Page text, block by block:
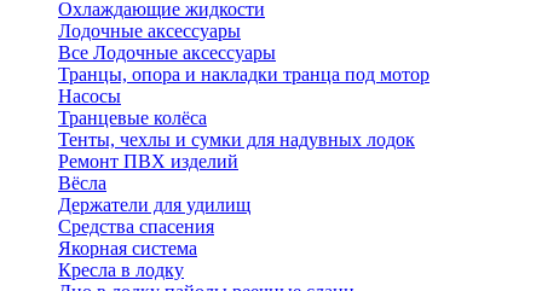
Охлаждающие жидкости
Лодочные аксессуары
Все Лодочные аксессуары
Транцы, опора и накладки транца под мотор
Насосы
Транцевые колёса
Тенты, чехлы и сумки для надувных лодок
Ремонт ПВХ изделий
Вёсла
Держатели для удилищ
Средства спасения
Якорная система
Кресла в лодку